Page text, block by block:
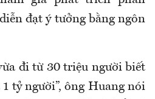
đạt ý tưởng bằng ngôn
đi từ 30 triệu người biết
tỷ người”, ông Huang nói